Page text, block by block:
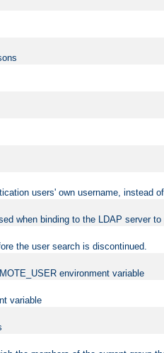
users' own username, instead
when binding to the LDAP server to
the user search is discontinued.
environment variable
variable